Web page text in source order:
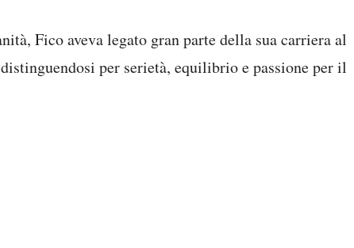
Fico aveva legato gran parte della sua carriera al
per serietà, equilibrio e passione per il